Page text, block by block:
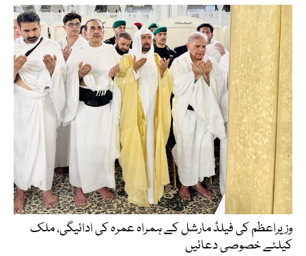
وزیراعظم کی فیلڈ مارشل کے ہمراہ عمرہ کی ادائیگی، ملک
کیلئے خصوصی دعائیں